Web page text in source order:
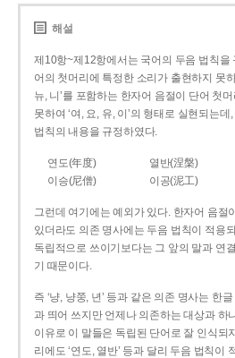
해설
제10항~제12항에서는 국어의 두음 법칙을
어의 첫머리에 특정한 소리가 출현하지 못
뉴, 니’를 포함하는 한자어 음절이 단어 첫머
못하여 ‘여, 요, 유, 이’의 형태로 실현되는
법칙의 내용을 규정하였다.
연도(年度) 열반(涅槃)
이승(尼僧)
이공(泥工)
그런데 여기에는 예외가 있다. 한자어 음절
있더라도 의존 명사에는 두음 법칙이 적용
독립적으로 쓰이기보다는 그 앞의 말과 연
기 때문이다.
즉 ‘냥, 냥쭝, 년’ 등과 같은 의존 명사는 한
과 띄어 쓰지만 언제나 의존하는 대상과 하
이유로 이 말들은 독립된 단어로 잘 인식되
리에도 ‘연도, 열반’ 등과 달리 두음 법칙이